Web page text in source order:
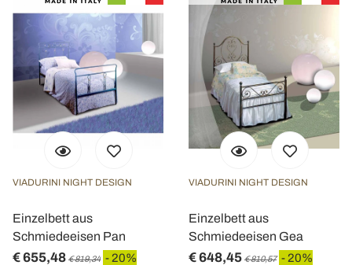
VIADURINI NIGHT DESIGN
Einzelbett aus
Schmiedeeisen Pan
€ 655,48 € 819,34 - 20%
VIADURINI NIGHT DESIGN
Einzelbett aus
Schmiedeeisen Gea
€ 648,45 € 810,57 - 20%